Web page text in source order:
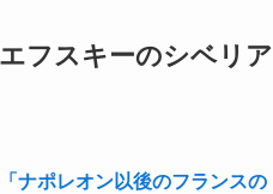
フスキーのシベリア
「ナポレオン以後のフランスの